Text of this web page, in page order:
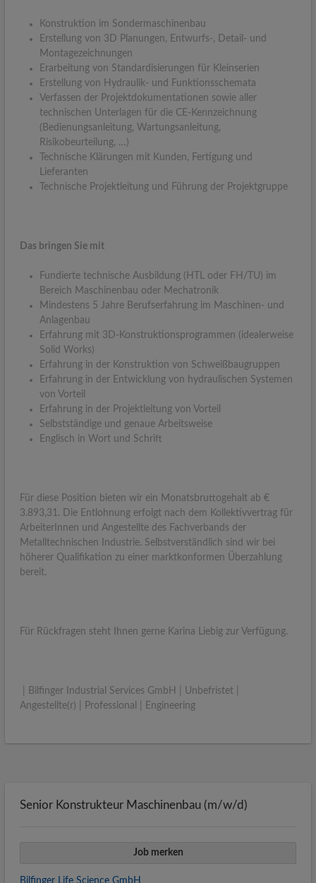
Konstruktion im Sondermaschinenbau
Erstellung von 3D Planungen, Entwurfs-, Detail- und
Montagezeichnungen
Erarbeitung von Standardisierungen für Kleinserien
Erstellung von Hydraulik- und Funktionsschemata
Verfassen der Projektdokumentationen sowie aller
technischen Unterlagen für die CE-Kennzeichnung
(Bedienungsanleitung, Wartungsanleitung,
Risikobeurteilung, …)
Technische Klärungen mit Kunden, Fertigung und
Lieferanten
Technische Projektleitung und Führung der Projektgruppe
Das bringen Sie mit
Fundierte technische Ausbildung (HTL oder FH/TU) im
Bereich Maschinenbau oder Mechatronik
Mindestens 5 Jahre Berufserfahrung im Maschinen- und
Anlagenbau
Erfahrung mit 3D-Konstruktionsprogrammen (idealerweise
Solid Works)
Erfahrung in der Konstruktion von Schweißbaugruppen
Erfahrung in der Entwicklung von hydraulischen Systemen
von Vorteil
Erfahrung in der Projektleitung von Vorteil
Selbstständige und genaue Arbeitsweise
Englisch in Wort und Schrift
Für diese Position bieten wir ein Monatsbruttogehalt ab €
3.893,31. Die Entlohnung erfolgt nach dem Kollektivvertrag für
ArbeiterInnen und Angestellte des Fachverbands der
Metalltechnischen Industrie. Selbstverständlich sind wir bei
höherer Qualifikation zu einer marktkonformen Überzahlung
bereit.
Für Rückfragen steht Ihnen gerne Karina Liebig zur Verfügung.
| Bilfinger Industrial Services GmbH | Unbefristet |
Angestellte(r) | Professional | Engineering
Senior Konstrukteur Maschinenbau (m/w/d)
Job merken
Bilfinger Life Science GmbH